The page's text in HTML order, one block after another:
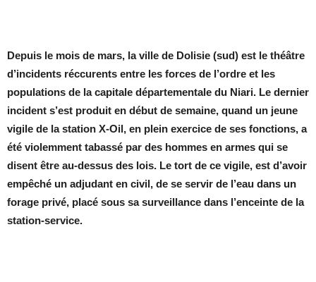
Depuis le mois de mars, la ville de Dolisie (sud) est le théâtre
d’incidents réccurents entre les forces de l’ordre et les
populations de la capitale départementale du Niari. Le dernier
incident s’est produit en début de semaine, quand un jeune
vigile de la station X-Oil, en plein exercice de ses fonctions, a
été violemment tabassé par des hommes en armes qui se
disent être au-dessus des lois. Le tort de ce vigile, est d’avoir
empêché un adjudant en civil, de se servir de l’eau dans un
forage privé, placé sous sa surveillance dans l’enceinte de la
station-service.